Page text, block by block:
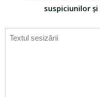
suspiciunilor